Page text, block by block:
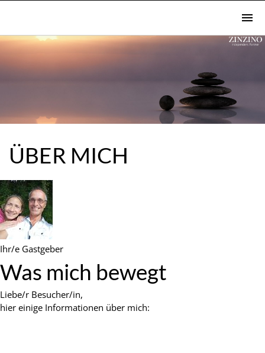
ÜBER MICH
Ihr/e Gastgeber
Was mich bewegt
Liebe/r Besucher/in,
hier einige Informationen über mich: